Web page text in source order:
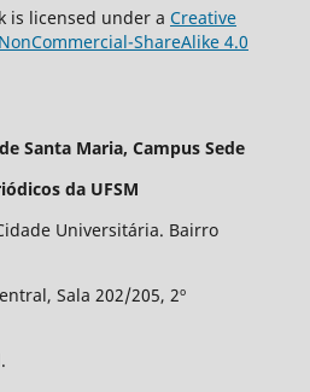
is licensed under a Creative
ShareAlike 4.0
Santa Maria, Campus Sede
da UFSM
Universitária. Bairro
Sala 202/205, 2º